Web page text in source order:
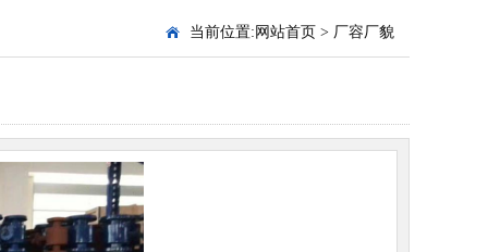
当前位置: 网站首页 > 厂容厂貌